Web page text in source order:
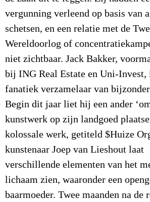
vergunning verleend op basis van
schetsen, en een relatie met de
Wereldoorlog of
niet zichtbaar. Jack Bakker,
bij ING Real Estate en Uni-Invest,
fanatiek verzamelaar van
Begin dit jaar liet hij een ander
kunstwerk op zijn landgoed
kolossale werk, getiteld $Huize
kunstenaar Joep van Lieshout laat
verschillende elementen van het
lichaam zien, waaronder een
baarmoeder. Twee maanden na de